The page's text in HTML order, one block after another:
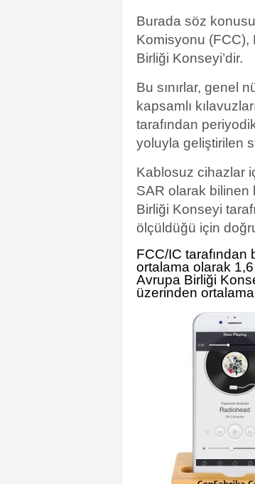
Burada söz
Komisyonu (FCC),
Birliği Konseyi’dir.
Bu sınırlar, genel
kapsamlı
tarafından
yoluyla geliştirilen
Kablosuz cihazlar
SAR olarak bilinen
Birliği Konseyi
ölçüldüğü için
FCC/IC
ortalama olarak 1,6
Avrupa Birliği
üzerinden ortalama